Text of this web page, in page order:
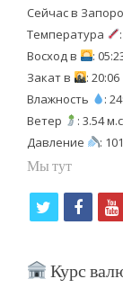
Сейчас в
Температура
Восход в
:
Закат в
: 20:06
Влажность
:
Ветер
: 3.54
Давление
:
Мы тут
i
f
c
y
Курс